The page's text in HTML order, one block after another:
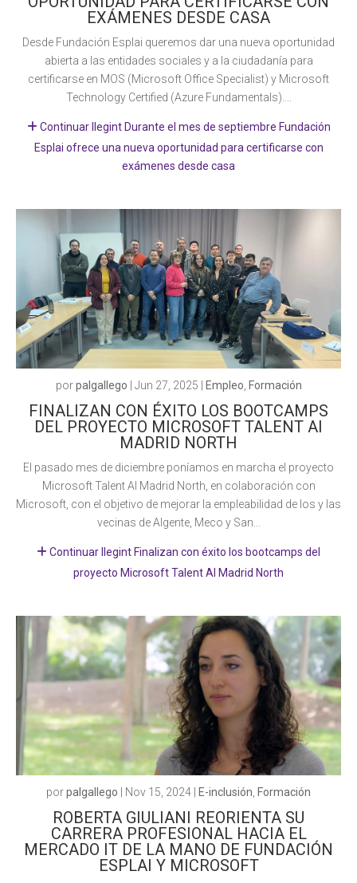
EXÁMENES DESDE CASA
Desde Fundación Esplai queremos dar una nueva oportunidad
abierta a las entidades sociales y a la ciudadanía para
certificarse en MOS (Microsoft Office Specialist) y Microsoft
Technology Certified (Azure Fundamentals)....
Continuar llegint Durante el mes de septiembre Fundación
Esplai ofrece una nueva oportunidad para certificarse con
exámenes desde casa
porpalgallego Jun 27, 2025 Empleo Formación
FINALIZAN CON ÉXITO LOS BOOTCAMPS
DEL PROYECTO MICROSOFT TALENT AI
MADRID NORTH
El pasado mes de diciembre poníamos en marcha el proyecto
Microsoft Talent AI Madrid North, en colaboración con
Microsoft, con el objetivo de mejorar la empleabilidad de los y las
vecinas de Algente, Meco y San...
Continuar llegint Finalizan con éxito los bootcamps del
proyecto Microsoft Talent AI Madrid North
porpalgallego Nov 15, 2024 E-inclusión Formación
ROBERTA GIULIANI REORIENTA SU
CARRERA PROFESIONAL HACIA EL
MERCADO IT DE LA MANO DE FUNDACIÓN
ESPLAI Y MICROSOFT